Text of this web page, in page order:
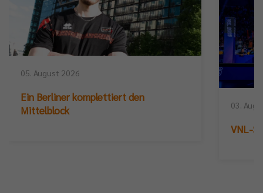
05. August 2026
Ein Berliner komplettiert den
Mittelblock
03.
VNL-